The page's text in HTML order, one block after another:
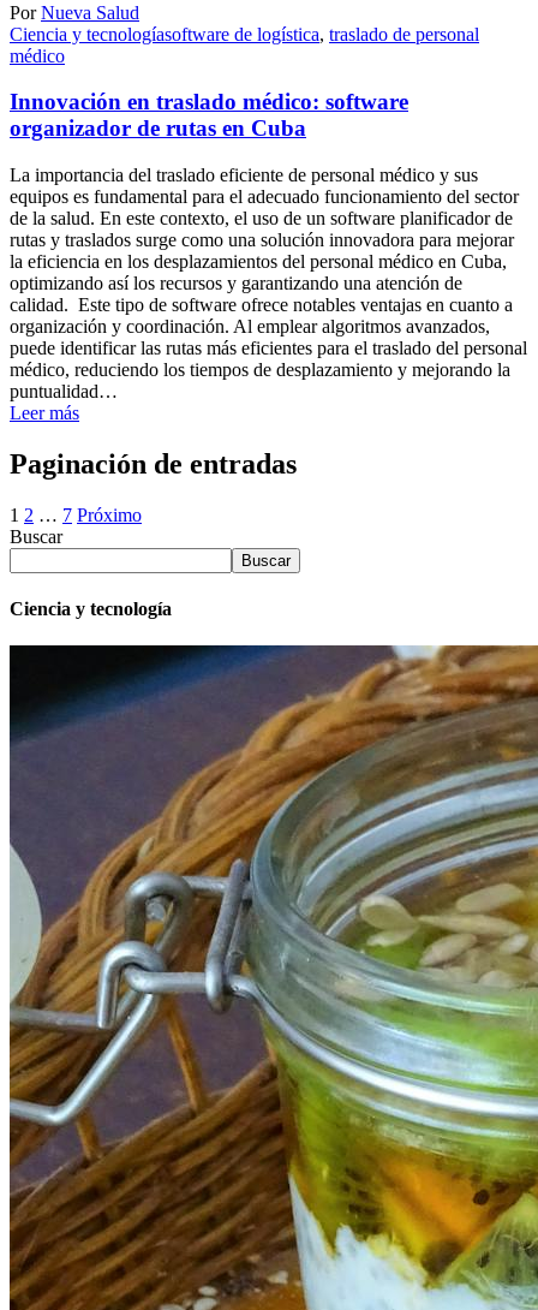
PorNueva Salud
Ciencia y tecnologíasoftware de logística, traslado de personal
médico
Innovación en traslado médico: software
organizador de rutas en Cuba
La importancia del traslado eficiente de personal médico y sus
equipos es fundamental para el adecuado funcionamiento del sector
de la salud. En este contexto, el uso de un software planificador de
rutas y traslados surge como una solución innovadora para mejorar
la eficiencia en los desplazamientos del personal médico en Cuba,
optimizando así los recursos y garantizando una atención de
calidad. Este tipo de software ofrece notables ventajas en cuanto a
organización y coordinación. Al emplear algoritmos avanzados,
puede identificar las rutas más eficientes para el traslado del personal
médico, reduciendo los tiempos de desplazamiento y mejorando la
puntualidad…
Leer más
Paginación de entradas
1 2 … 7 Próximo
Buscar
Buscar
Ciencia y tecnología